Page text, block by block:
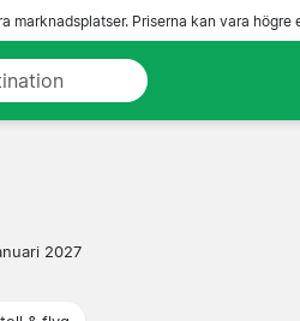
marknadsplatser. Priserna kan vara högre
2027